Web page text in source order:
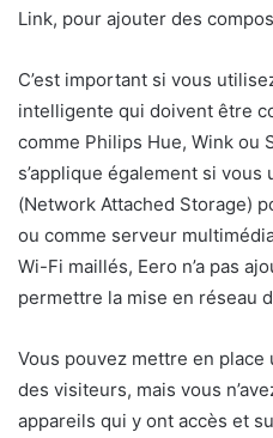
Link, pour ajouter des
C’est important si vous
intelligente qui doivent être
comme Philips Hue, Wink ou
s’applique également si
(Network Attached Storage)
ou comme serveur
Wi-Fi maillés, Eero n’a pas
permettre la mise en réseau
Vous pouvez mettre en place
des visiteurs, mais vous
appareils qui y ont accès et